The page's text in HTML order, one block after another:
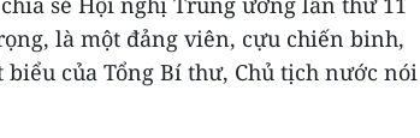
là một đảng viên, cựu chiến binh,
của Tổng Bí thư, Chủ tịch nước nói